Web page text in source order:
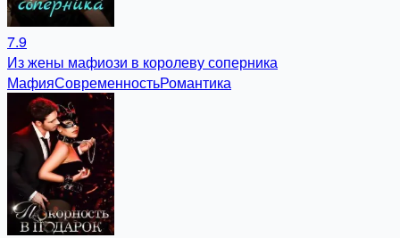
7.9
Из жены мафиози в королеву соперника
МафияСовременностьРомантика